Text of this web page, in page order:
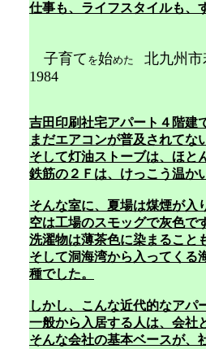
仕事も、ライフスタイルも、
子育て を始めた 北九州
1984
吉田印刷社宅アパート４階建
まだエアコンが普及されてな
そして灯油ストーブは、ほと
鉄筋の２Ｆは、けっこう温か
そんな室に、夏場は煤煙が入
空は工場のスモッグで灰色で
洗濯物は薄茶色に染まること
そして洞海湾から入ってくる
種でした。
しかし、こんな近代的なアパ
一般から入居する人は、会社
そんな会社の基本ベースが、